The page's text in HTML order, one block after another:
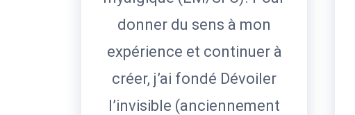
donner du sens à mon
expérience et continuer à
créer, j’ai fondé Dévoiler
l’invisible (anciennement